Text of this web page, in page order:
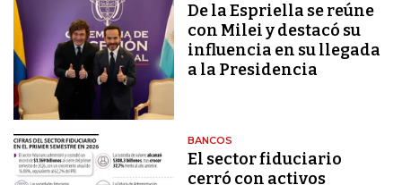
De la Espriella se reúne
con Milei y destacó su
influencia en su llegada
a la Presidencia
BANCOS
El sector fiduciario
cerró con activos